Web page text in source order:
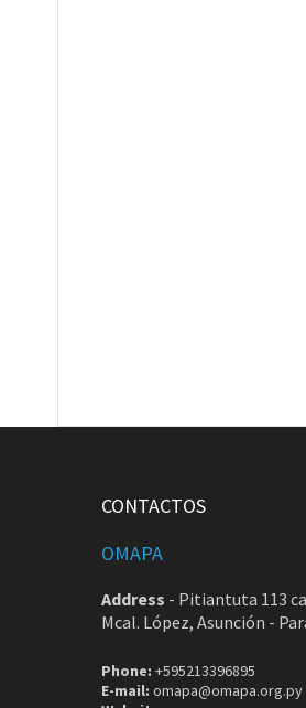
CONTACTOS
OMAPA
Address - Pitiantuta 113
Mcal. López, Asunción -
Phone: +595213396895
E-mail: omapa@omapa.org.py